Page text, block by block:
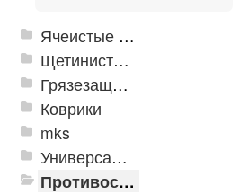
Ячеистые грязезащитные покрытия
Щетинистые покрытия
Грязезащитные, влаговпитывающие покрытия
Коврики
mks
Универсальные модульные покрытия
Противоскользящая защита для лестниц, профили, ленты